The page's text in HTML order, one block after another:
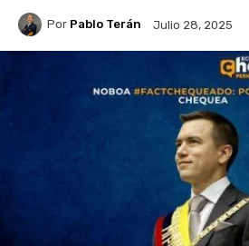
Por Pablo Terán Julio 28, 2025